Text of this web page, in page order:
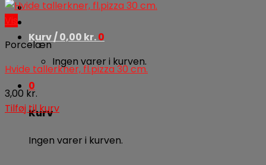
Kurv /0,00 kr.0
Ingen varer i kurven.
0
Kurv
Ingen varer i kurven.
Porcelæn
Hvide tallerkner, fl.pizza 30 cm.
3,00 kr.
Tilføj til kurv